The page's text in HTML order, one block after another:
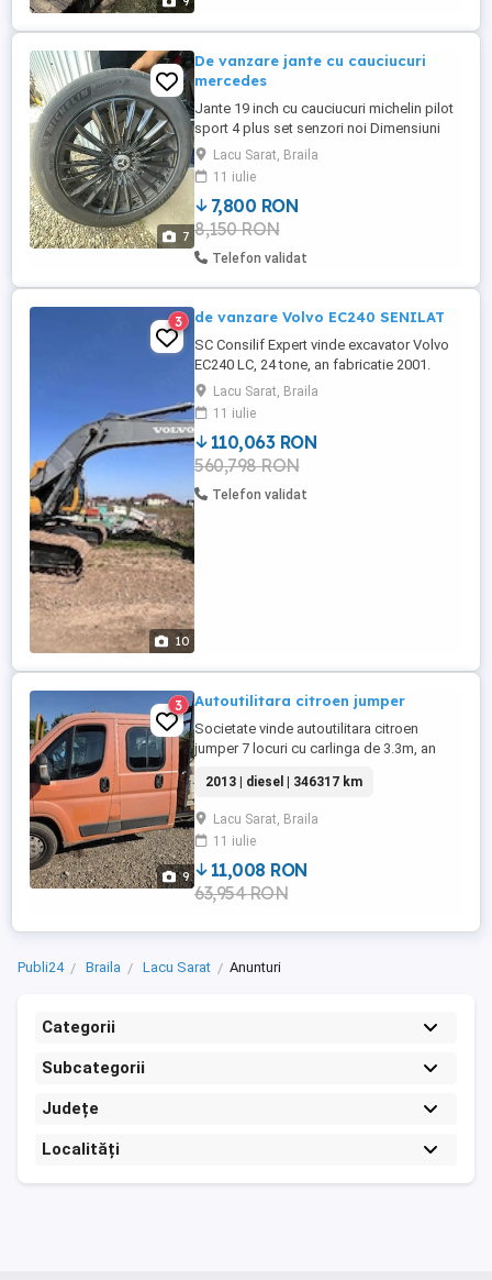
7
De vanzare jante cu cauciucuri
mercedes
Jante 19 inch cu cauciucuri michelin pilot
sport 4 plus set senzori noi Dimensiuni
285/40R19x2buc 255/45R19x2buc
Cauciucuri rulate 800km Detin facturi jante
+cauciucuri MAI 2026 achizitie. Se poate
emite si factura. Pretul este cu TVA inclus
Lacu Sarat, Braila
11 iulie
7,800 RON
8,150 RON
Telefon validat
10
3 de vanzare Volvo EC240 SENILAT
SC Consilif Expert vinde excavator Volvo
EC240 LC, 24 tone, an fabricatie 2001.
Excavatorul functioneaza perfect, fara
scurgeri. Are cupa de sapat de 1.2
mc.,brat 12 m lungime. Schimb si cu
buldoexcavator Se emite factura
Lacu Sarat, Braila
11 iulie
110,063 RON
560,798 RON
Telefon validat
9
3 Autoutilitara citroen jumper
Societate vinde autoutilitara citroen
jumper 7 locuri cu carlinga de 3.3m, an
cu lift marca Dolandia , cauciucuri 80%, ac.
Pretul este cu tva inclus. Se emite factura.
2013 | diesel | 346317 km
Lacu Sarat, Braila
11 iulie
11,008 RON
63,954 RON
Publi24 Braila Lacu Sarat Anunturi
Categorii
Subcategorii
Județe
Localități